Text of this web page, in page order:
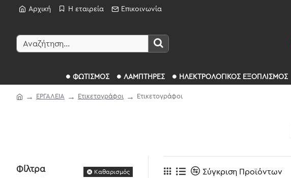
Αρχική Η εταιρεία Επικοινωνία
ΦΩΤΙΣΜΟΣ ΛΑΜΠΤΗΡΕΣ ΗΛΕΚΤΡΟΛΟΓΙΚΟΣ ΕΞΟΠΛΙΣΜΟΣ
ΕΡΓΑΛΕΙΑ Ετικετογράφοι Ετικετογράφοι
Φίλτρα Καθαρισμός Σύγκριση Προϊόντων